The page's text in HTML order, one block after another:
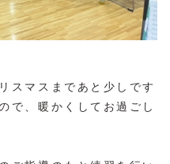
スマスまであと少しです
で、暖かくしてお過ごし